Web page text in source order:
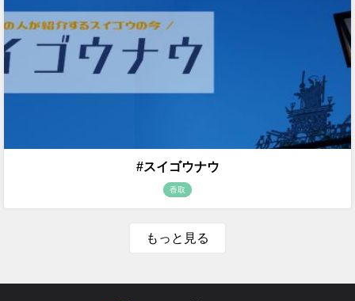
#スイゴウナウ
香取
もっと見る